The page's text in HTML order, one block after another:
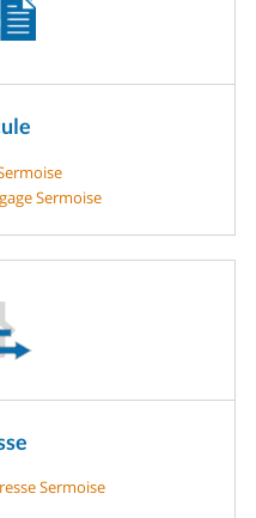
Sermoise
Sermoise